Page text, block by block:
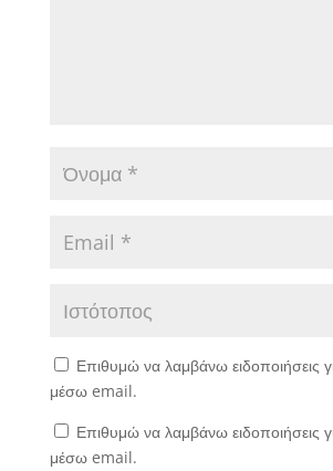
Επιθυμώ να λαμβάνω ειδοποιήσεις
μέσω email.
Επιθυμώ να λαμβάνω ειδοποιήσεις
μέσω email.